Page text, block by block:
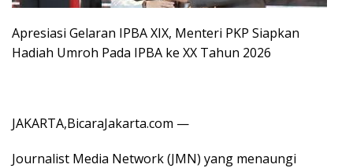
Apresiasi Gelaran IPBA XIX, Menteri PKP Siapkan
Hadiah Umroh Pada IPBA ke XX Tahun 2026
JAKARTA,BicaraJakarta.com —
Journalist Media Network (JMN) yang menaungi